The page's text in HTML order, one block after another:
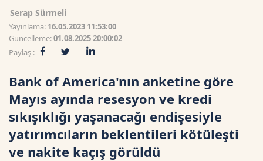
Serap Sürmeli
Yayınlama: 16.05.2023 11:53:00
Güncelleme:01.08.2025 20:00:02
Paylaş :
Bank of America'nın anketine göre
Mayıs ayında resesyon ve kredi
sıkışıklığı yaşanacağı endişesiyle
yatırımcıların beklentileri kötüleşti
ve nakite kaçış görüldü